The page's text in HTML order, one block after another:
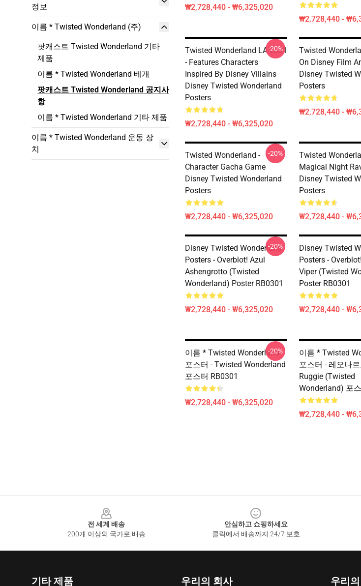
정보
이름 * Twisted Wonderland (주)
팟캐스트 Twisted Wonderland 기타
제품
이름 * Twisted Wonderland 베개
팟캐스트 Twisted Wonderland 공지사
항
이름 * Twisted Wonderland 기타 제품
이름 * Twisted Wonderland 운동 장
치
₩2,728,440 - ₩6,325,020
₩2,728,440 -
Twisted Wonderland LA 2801
- Features Characters
Inspired By Disney Villains
Disney Twisted Wonderland
Posters
₩2,728,440 - ₩6,325,020
-20%
Twisted
On Disney Film
Disney Twisted
Posters
₩2,728,440 -
Twisted Wonderland -
Character Gacha Game
Disney Twisted Wonderland
Posters
₩2,728,440 - ₩6,325,020
-20%
Twisted
Magical Night
Disney Twisted
Posters
₩2,728,440 -
Disney Twisted Wonderland
Posters - Overblot! Azul
Ashengrotto (Twisted
Wonderland) Poster RB0301
₩2,728,440 - ₩6,325,020
-20%
Disney Twisted
Posters -
Viper (Twisted
Poster RB0301
₩2,728,440 -
이름 * Twisted Wonderland
포스터 - Twisted Wonderland
포스터 RB0301
₩2,728,440 - ₩6,325,020
-20%
이름 * Twisted
포스터 - 레오나
Ruggie (Twisted
Wonderland) 포
₩2,728,440 -
전 세계 배송
200개 이상의 국가로 배송
안심하고 쇼핑하세요
클릭에서 배송까지 24/7 보호
기타 제품 우리의 회사 우리